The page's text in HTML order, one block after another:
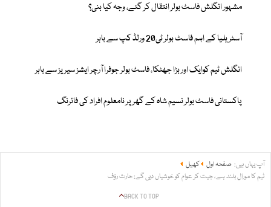
مشہور انگلش فاسٹ بولر انتقال کر گئے، وجہ کیا بنی؟
آسٹریلیا کے اہم فاسٹ بولر ٹی20 ورلڈ کپ سے باہر
انگلش ٹیم کوایک اور بڑا جھٹکا، فاسٹ بولر جوفرا آرچر ایشز سیریز سے باہر
پاکستانی فاسٹ بولر نسیم شاہ کے گھر پر نامعلوم افراد کی فائرنگ
آپ یہاں ہیں: صفحہ اول
کھیل
ٹیم کا مورال بلند ہے، جیت کر عوام کو خوشیاں دیں گے: حارث رؤف
BACK TO TOP